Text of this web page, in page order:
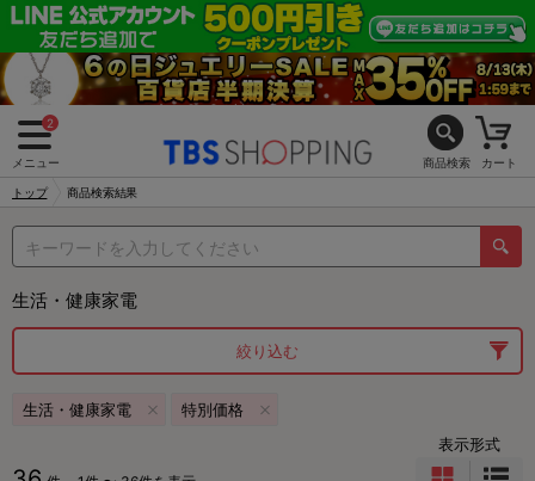
2
メニュー 商品検索 カート
トップ 商品検索結果
生活・健康家電
絞り込む
生活・健康家電 特別価格
表示形式